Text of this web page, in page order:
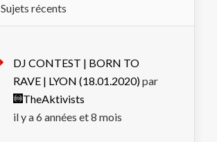
Sujets récents
DJ CONTEST | BORN TO
RAVE | LYON (18.01.2020)par
TheAktivists
il y a 6 années et 8 mois